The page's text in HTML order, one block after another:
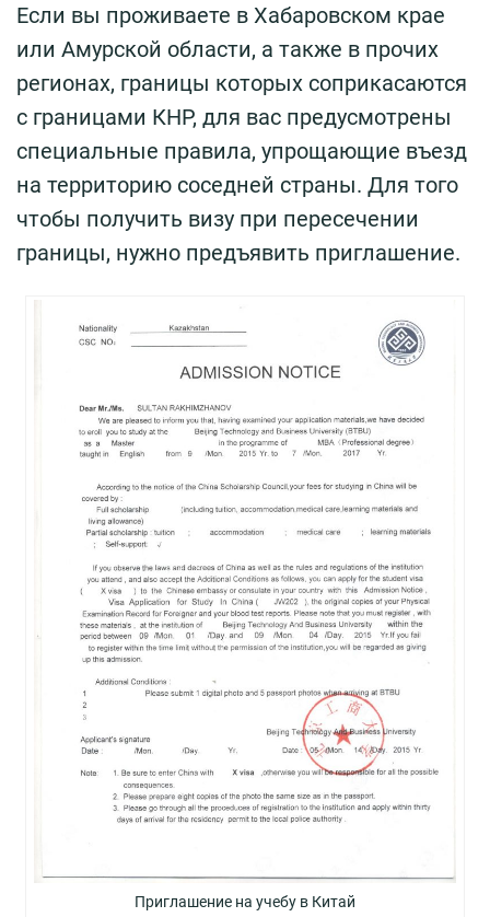
Если вы проживаете в Хабаровском крае
или Амурской области, а также в прочих
регионах, границы которых соприкасаются
с границами КНР, для вас предусмотрены
специальные правила, упрощающие въезд
на территорию соседней страны. Для того
чтобы получить визу при пересечении
границы, нужно предъявить приглашение.
Приглашение на учебу в Китай